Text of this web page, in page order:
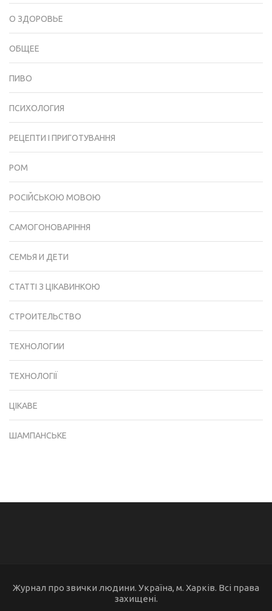
О ЗДОРОВЬЕ
ОБЩЕЕ
ПИВО
ПСИХОЛОГИЯ
РЕЦЕПТИ І ПРИГОТУВАННЯ
РОМ
РОСІЙСЬКОЮ МОВОЮ
САМОГОНОВАРІННЯ
СЕМЬЯ И ДЕТИ
СТАТТІ З ЦІКАВИНКОЮ
СТРОИТЕЛЬСТВО
ТЕХНОЛОГИИ
ТЕХНОЛОГІЇ
ЦІКАВЕ
ШАМПАНСЬКЕ
Журнал про звички людини. Україна, м. Харків. Всі права
захищені.